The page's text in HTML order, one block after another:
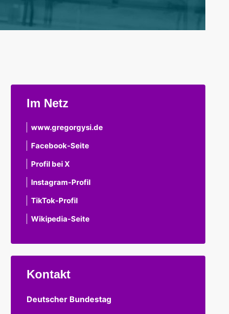
Im Netz
www.gregorgysi.de
Facebook-Seite
Profil bei X
Instagram-Profil
TikTok-Profil
Wikipedia-Seite
Kontakt
Deutscher Bundestag